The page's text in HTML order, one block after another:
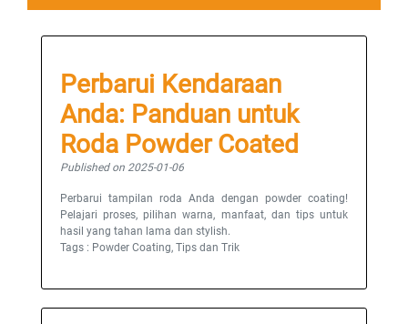
Perbarui Kendaraan
Anda: Panduan untuk
Roda Powder Coated
Published on 2025-01-06
Perbarui tampilan roda Anda dengan powder coating!
Pelajari proses, pilihan warna, manfaat, dan tips untuk
hasil yang tahan lama dan stylish.
Tags : Powder Coating, Tips dan Trik